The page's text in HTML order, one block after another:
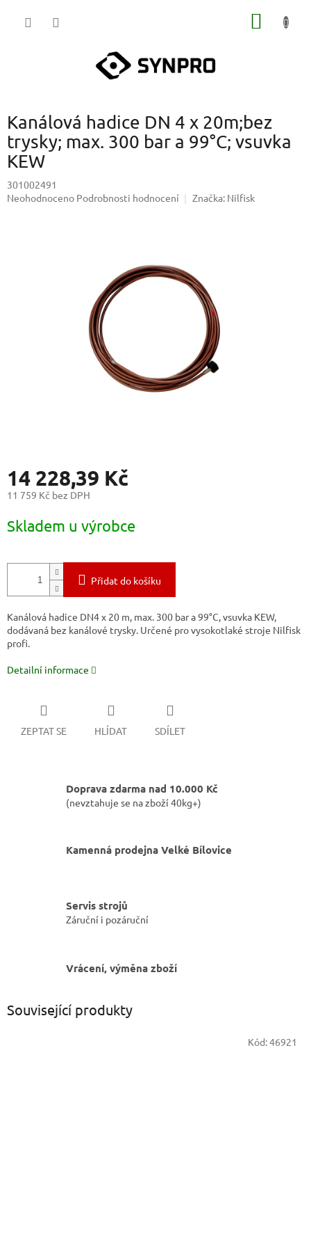
Kanálová hadice DN 4 x 20m;bez
trysky; max. 300 bar a 99°C; vsuvka
KEW
301002491
Průměrné
Neohodnoceno Podrobnosti hodnocení Značka: Nilfisk
14 228,39 Kč
11 759 Kč bez DPH
cena:
Skladem u výrobce
Přidat do košíku
Kanálová hadice DN4 x 20 m, max. 300 bar a 99°C, vsuvka KEW,
dodávaná bez kanálové trysky. Určené pro vysokotlaké stroje Nilfisk
profi.
Detailní informace
ZEPTAT SE HLÍDAT SDÍLET
Doprava zdarma nad 10.000 Kč
(nevztahuje se na zboží 40kg+)
Kamenná prodejna Velké Bílovice
Servis strojů
Záruční i pozáruční
Vrácení, výměna zboží
Související produkty
Kód:46921